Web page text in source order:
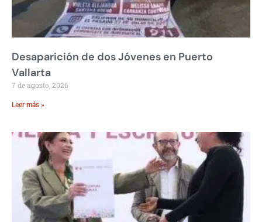
Desaparición de dos Jóvenes en Puerto
Vallarta
7 de agosto, 2026
Leer más »